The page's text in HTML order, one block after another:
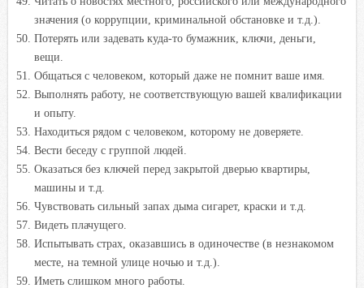
значения (о коррупции, криминальной обстановке и т.д.).
Потерять или задевать куда-то бумажник, ключи, деньги,
вещи.
Общаться с человеком, который даже не помнит ваше имя.
Выполнять работу, не соответствующую вашей квалификации
и опыту.
Находиться рядом с человеком, которому не доверяете.
Вести беседу с группой людей.
Оказаться без ключей перед закрытой дверью квартиры,
машины и т.д.
Чувствовать сильный запах дыма сигарет, краски и т.д.
Видеть плачущего.
Испытывать страх, оказавшись в одиночестве (в незнакомом
месте, на темной улице ночью и т.д.).
Иметь слишком много работы.